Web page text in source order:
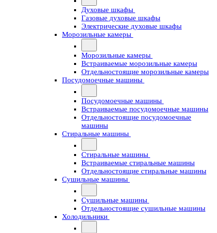
Духовые шкафы
Газовые духовые шкафы
Электрические духовые шкафы
Морозильные камеры
Морозильные камеры
Встраиваемые морозильные камеры
Отдельностоящие морозильные камеры
Посудомоечные машины
Посудомоечные машины
Встраиваемые посудомоечные машины
Отдельностоящие посудомоечные
машины
Стиральные машины
Стиральные машины
Встраиваемые стиральные машины
Отдельностоящие стиральные машины
Сушильные машины
Сушильные машины
Отдельностоящие сушильные машины
Холодильники